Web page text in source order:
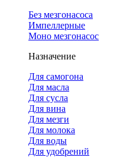
Без мезгонасоса
Импеллерные
Моно мезгонасос
Назначение
Для самогона
Для масла
Для сусла
Для вина
Для мезги
Для молока
Для воды
Для удобрений